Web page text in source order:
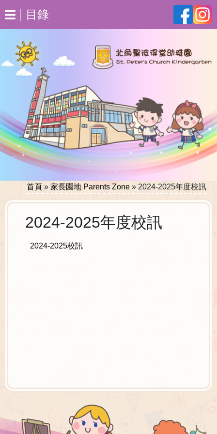
目錄
首頁» 家長園地 Parents Zone» 2024-2025年度校訊
2024-2025年度校訊
2024-2025校訊